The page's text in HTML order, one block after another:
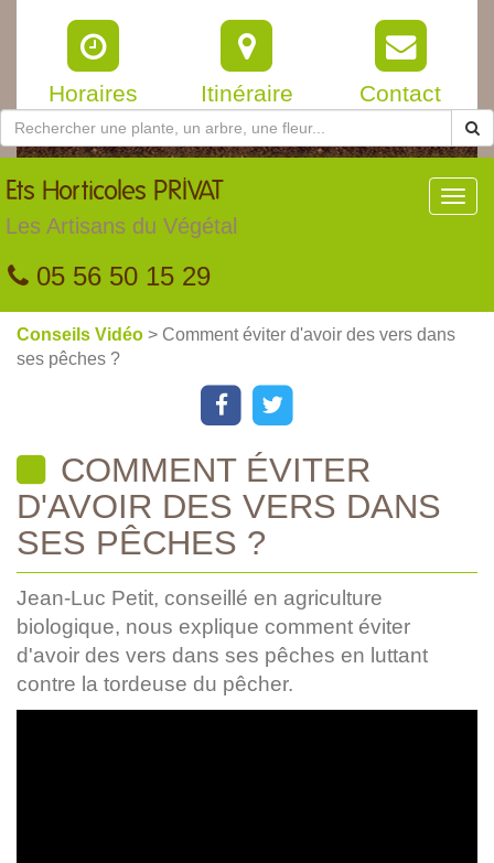
Horaires Itinéraire Contact
Ets Horticoles PRIVAT
Les Artisans du Végétal
05 56 50 15 29
Conseils Vidéo > Comment éviter d'avoir des vers dans
ses pêches ?
COMMENT ÉVITER
D'AVOIR DES VERS DANS
SES PÊCHES ?
Jean-Luc Petit, conseillé en agriculture
biologique, nous explique comment éviter
d'avoir des vers dans ses pêches en luttant
contre la tordeuse du pêcher.